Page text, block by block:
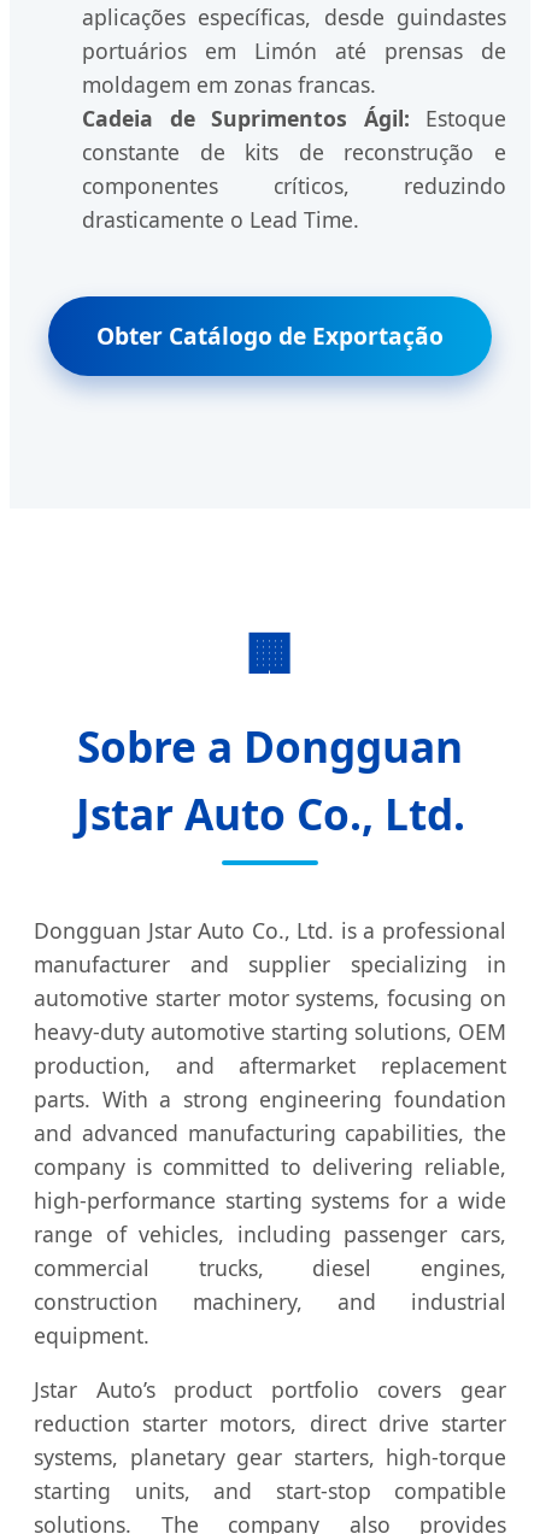
aplicações específicas, desde guindastes
portuários em Limón até prensas de
moldagem em zonas francas.
Cadeia de Suprimentos Ágil: Estoque
constante de kits de reconstrução e
componentes críticos, reduzindo
drasticamente o Lead Time.
Obter Catálogo de Exportação
🏢
Sobre a Dongguan
Jstar Auto Co., Ltd.
Dongguan Jstar Auto Co., Ltd. is a professional
manufacturer and supplier specializing in
automotive starter motor systems, focusing on
heavy-duty automotive starting solutions, OEM
production, and aftermarket replacement
parts. With a strong engineering foundation
and advanced manufacturing capabilities, the
company is committed to delivering reliable,
high-performance starting systems for a wide
range of vehicles, including passenger cars,
commercial trucks, diesel engines,
construction machinery, and industrial
equipment.
Jstar Auto’s product portfolio covers gear
reduction starter motors, direct drive starter
systems, planetary gear starters, high-torque
starting units, and start-stop compatible
solutions. The company also provides